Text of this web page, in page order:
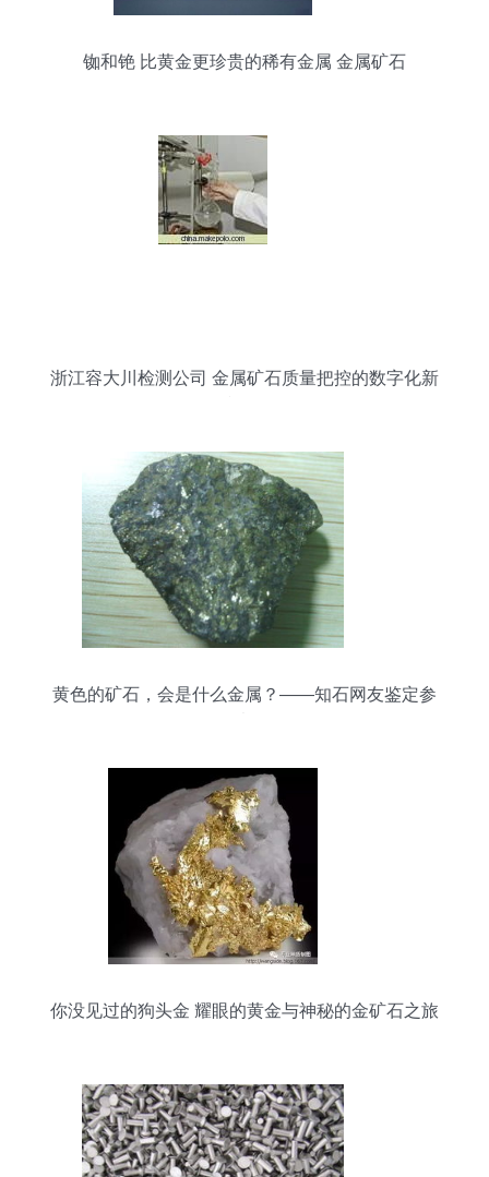
铷和铯 比黄金更珍贵的稀有金属 金属矿石
浙江容大川检测公司 金属矿石质量把控的数字化新
黄色的矿石，会是什么金属？——知石网友鉴定参
你没见过的狗头金 耀眼的黄金与神秘的金矿石之旅